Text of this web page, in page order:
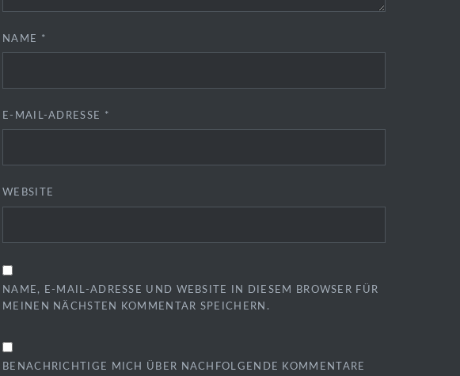
NAME *
E-MAIL-ADRESSE *
WEBSITE
NAME, E-MAIL-ADRESSE UND WEBSITE IN DIESEM BROWSER FÜR
MEINEN NÄCHSTEN KOMMENTAR SPEICHERN.
BENACHRICHTIGE MICH ÜBER NACHFOLGENDE KOMMENTARE